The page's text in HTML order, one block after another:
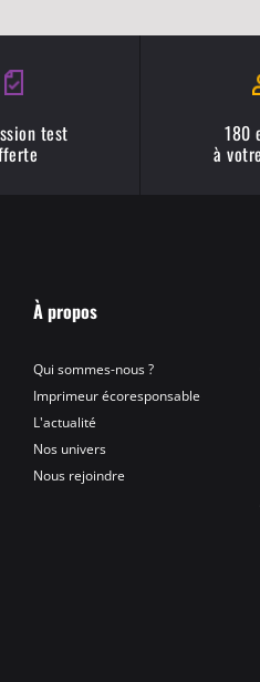
test 180
à
À propos
Qui sommes-nous ?
Imprimeur écoresponsable
L'actualité
Nos univers
Nous rejoindre